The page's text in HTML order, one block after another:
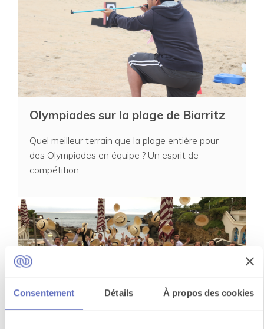
Consentement Détails À propos des cookies
Olympiades sur la plage de Biarritz
Quel meilleur terrain que la plage entière pour
des Olympiades en équipe ? Un esprit de
compétition,...